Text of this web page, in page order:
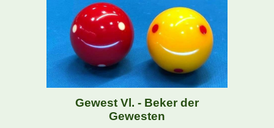
Gewest Vl. - Beker der
Gewesten